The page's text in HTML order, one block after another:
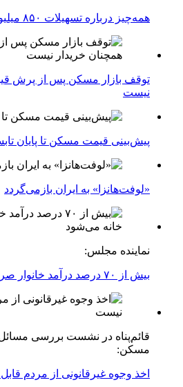
همه‌چیز درباره تسهیلات ۸۵۰ میلیونی
توقف بازار مسکن پس از پرش
نیست
پیش‌بینی قیمت مسکن تا پایان
«لوفت‌هانزا» به ایران بازمی‌گردد
نماینده مجلس:
بیش از ۷۰ درصد درآمد خانوار صرف اجاره خانه می‌شود
قائم‌پناه در نشست بررسی
مسکن:
اخذ وجوه غیرقانونی از مردم